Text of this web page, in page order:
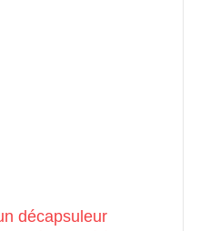
décapsuleur